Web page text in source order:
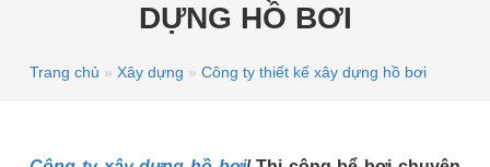
DỰNG HỒ BƠI
Trang chủ »Xây dựng »Công ty thiết kế xây dựng hồ bơi